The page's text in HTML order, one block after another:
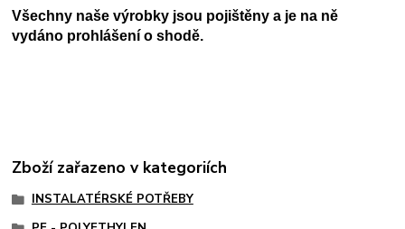
Všechny naše výrobky jsou pojištěny a je na ně
vydáno prohlášení o shodě.
Zboží zařazeno v kategoriích
INSTALATÉRSKÉ POTŘEBY